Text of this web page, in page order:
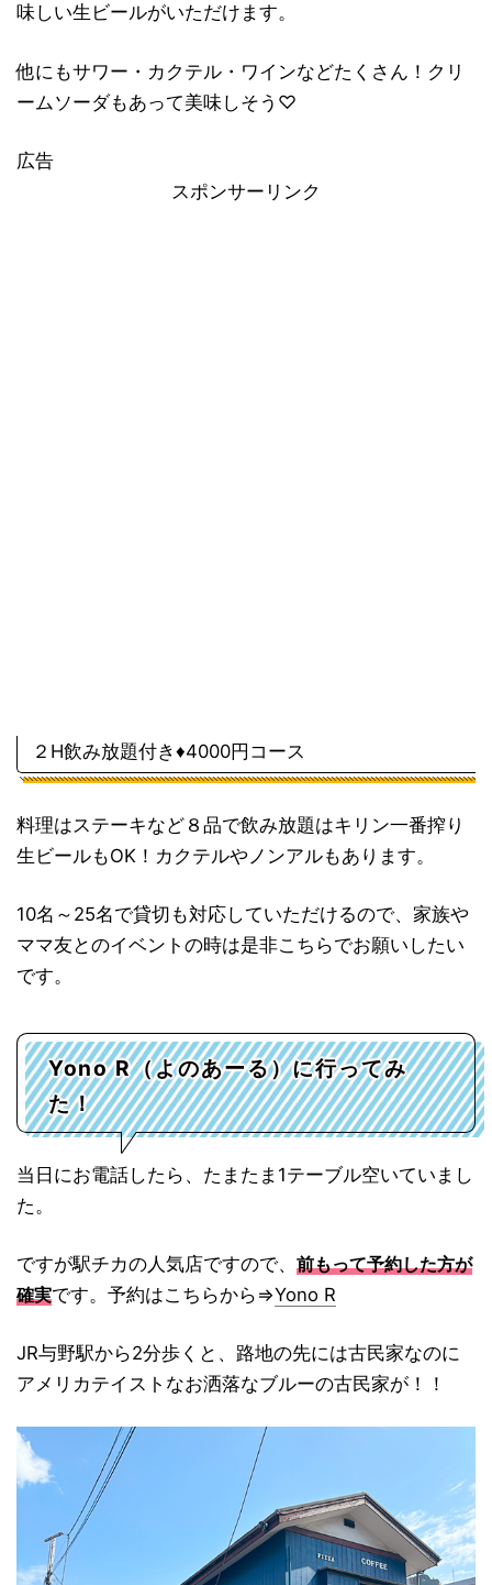
味しい生ビールがいただけます。
他にもサワー・カクテル・ワインなどたくさん！クリ
ームソーダもあって美味しそう♡
広告
スポンサーリンク
２H飲み放題付き♦4000円コース
料理はステーキなど８品で飲み放題はキリン一番搾り
生ビールもOK！カクテルやノンアルもあります。
10名～25名で貸切も対応していただけるので、家族や
ママ友とのイベントの時は是非こちらでお願いしたい
です。
Yono R（よのあーる）に行ってみ
た！
当日にお電話したら、たまたま1テーブル空いていまし
た。
ですが駅チカの人気店ですので、 前もって予約した方が
確実です。予約はこちらから⇒Yono R
JR与野駅から2分歩くと、路地の先には古民家なのに
アメリカテイストなお洒落なブルーの古民家が！！